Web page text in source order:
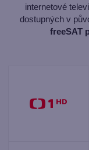
internetové
dostupných v
freeSAT